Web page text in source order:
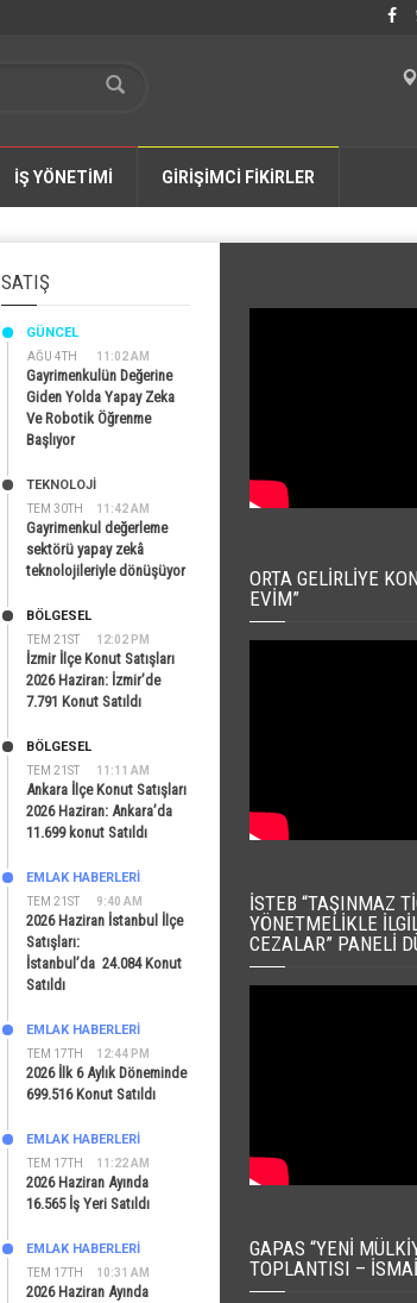
İŞ YÖNETİMİ GİRİŞİMCİ FİKİRLER
SATIŞ
AĞU 4TH 11:02 AM
GÜNCEL
Gayrimenkulün Değerine
Giden Yolda Yapay Zeka
Ve Robotik Öğrenme
Başlıyor
TEM 30TH 11:42 AM
TEKNOLOJİ
Gayrimenkul değerleme
sektörü yapay zekâ
teknolojileriyle dönüşüyor
TEM 21ST 12:02 PM
BÖLGESEL
İzmir İlçe Konut Satışları
2026 Haziran: İzmir’de
7.791 Konut Satıldı
TEM 21ST 11:11 AM
BÖLGESEL
Ankara İlçe Konut Satışları
2026 Haziran: Ankara’da
11.699 konut Satıldı
TEM 21ST 9:40 AM
EMLAK HABERLERI
2026 Haziran İstanbul İlçe
Satışları:
İstanbul’da 24.084 Konut
Satıldı
TEM 17TH 12:44 PM
EMLAK HABERLERI
2026 İlk 6 Aylık Döneminde
699.516 Konut Satıldı
TEM 17TH 11:22 AM
EMLAK HABERLERI
2026 Haziran Ayında
16.565 İş Yeri Satıldı
TEM 17TH 10:31 AM
EMLAK HABERLERI
2026 Haziran Ayında
ORTA GELIRLIYE
EVIM”
İSTEB “TAŞINMAZ
YÖNETMELIKLE
CEZALAR” PANELI
GAPAS “YENI
TOPLANTISI –